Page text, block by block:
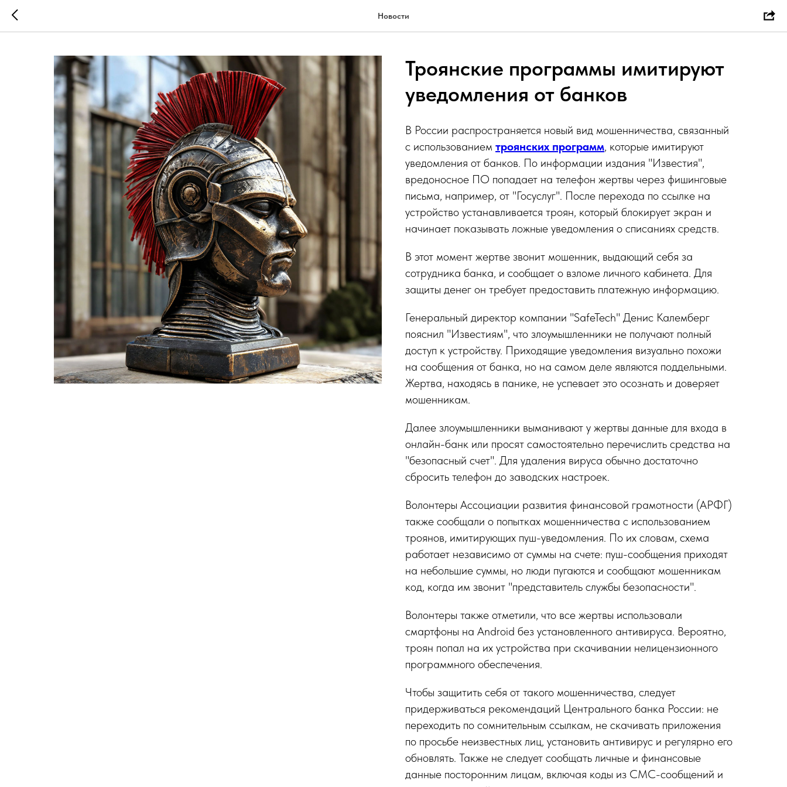
Новости
Троянские программы имитируют
уведомления от банков
В России распространяется новый вид мошенничества, связанный
с использованием троянских программ, которые имитируют
уведомления от банков. По информации издания "Известия",
вредоносное ПО попадает на телефон жертвы через фишинговые
письма, например, от "Госуслуг". После перехода по ссылке на
устройство устанавливается троян, который блокирует экран и
начинает показывать ложные уведомления о списаниях средств.
В этот момент жертве звонит мошенник, выдающий себя за
сотрудника банка, и сообщает о взломе личного кабинета. Для
защиты денег он требует предоставить платежную информацию.
Генеральный директор компании "SafeTech" Денис Калемберг
пояснил "Известиям", что злоумышленники не получают полный
доступ к устройству. Приходящие уведомления визуально похожи
на сообщения от банка, но на самом деле являются поддельными.
Жертва, находясь в панике, не успевает это осознать и доверяет
мошенникам.
Далее злоумышленники выманивают у жертвы данные для входа в
онлайн-банк или просят самостоятельно перечислить средства на
"безопасный счет". Для удаления вируса обычно достаточно
сбросить телефон до заводских настроек.
Волонтеры Ассоциации развития финансовой грамотности (АРФГ)
также сообщали о попытках мошенничества с использованием
троянов, имитирующих пуш-уведомления. По их словам, схема
работает независимо от суммы на счете: пуш-сообщения приходят
на небольшие суммы, но люди пугаются и сообщают мошенникам
код, когда им звонит "представитель службы безопасности".
Волонтеры также отметили, что все жертвы использовали
смартфоны на Android без установленного антивируса. Вероятно,
троян попал на их устройства при скачивании нелицензионного
программного обеспечения.
Чтобы защитить себя от такого мошенничества, следует
придерживаться рекомендаций Центрального банка России: не
переходить по сомнительным ссылкам, не скачивать приложения
по просьбе неизвестных лиц, установить антивирус и регулярно его
обновлять. Также не следует сообщать личные и финансовые
данные посторонним лицам, включая коды из СМС-сообщений и